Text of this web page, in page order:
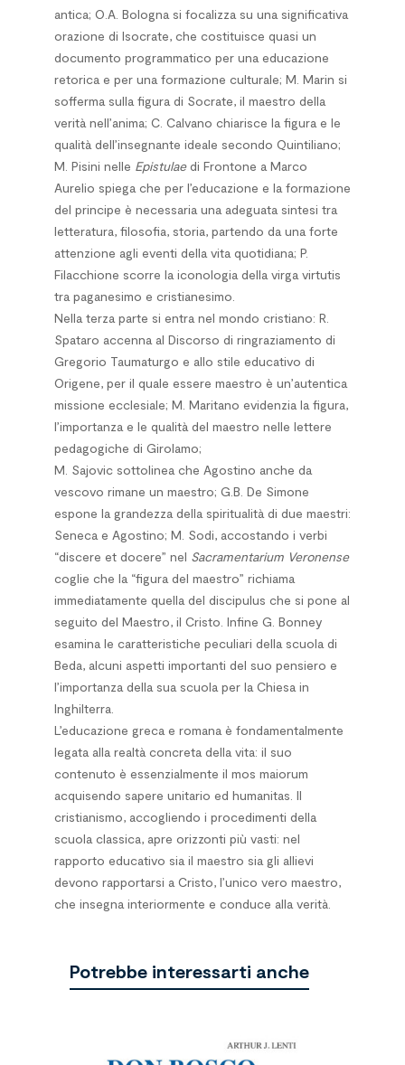
antica; O.A. Bologna si focalizza su una significativa
orazione di Isocrate, che costituisce quasi un
documento programmatico per una educazione
retorica e per una formazione culturale; M. Marin si
sofferma sulla figura di Socrate, il maestro della
verità nell’anima; C. Calvano chiarisce la figura e le
qualità dell’insegnante ideale secondo Quintiliano;
M. Pisini nelle Epistulaedi Frontone a Marco
Aurelio spiega che per l’educazione e la formazione
del principe è necessaria una adeguata sintesi tra
letteratura, filosofia, storia, partendo da una forte
attenzione agli eventi della vita quotidiana; P.
Filacchione scorre la iconologia della virga virtutis
tra paganesimo e cristianesimo.
Nella terza parte si entra nel mondo cristiano: R.
Spataro accenna al Discorso di ringraziamento di
Gregorio Taumaturgo e allo stile educativo di
Origene, per il quale essere maestro è un’autentica
missione ecclesiale; M. Maritano evidenzia la figura,
l’importanza e le qualità del maestro nelle lettere
pedagogiche di Girolamo;
M. Sajovic sottolinea che Agostino anche da
vescovo rimane un maestro; G.B. De Simone
espone la grandezza della spiritualità di due maestri:
Seneca e Agostino; M. Sodi, accostando i verbi
“discere et docere” nel Sacramentarium Veronense
coglie che la “figura del maestro” richiama
immediatamente quella del discipulus che si pone al
seguito del Maestro, il Cristo. Infine G. Bonney
esamina le caratteristiche peculiari della scuola di
Beda, alcuni aspetti importanti del suo pensiero e
l’importanza della sua scuola per la Chiesa in
Inghilterra.
L’educazione greca e romana è fondamentalmente
legata alla realtà concreta della vita: il suo
contenuto è essenzialmente il mos maiorum
acquisendo sapere unitario ed humanitas. Il
cristianismo, accogliendo i procedimenti della
scuola classica, apre orizzonti più vasti: nel
rapporto educativo sia il maestro sia gli allievi
devono rapportarsi a Cristo, l’unico vero maestro,
che insegna interiormente e conduce alla verità.
Potrebbe interessarti anche